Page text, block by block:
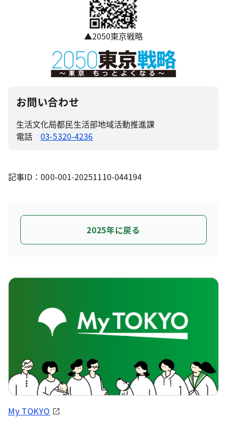
▲2050東京戦略
お問い合わせ
生活文化局都民生活部地域活動推進課
電話03-5320-4236
記事ID：000-001-20251110-044194
2025年に戻る
My TOKYO